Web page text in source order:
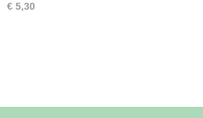
€ 5,30